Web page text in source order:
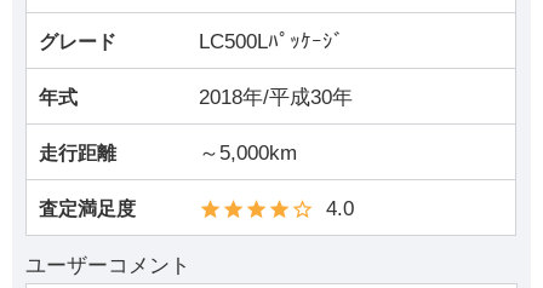
グレード LC500Lﾊﾟｯｹｰｼﾞ
年式 2018年/平成30年
走行距離 ～5,000km
査定満足度 4.0
ユーザーコメント